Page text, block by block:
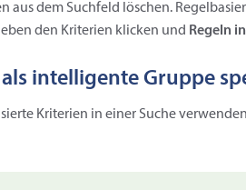
aus dem Suchfeld löschen.
den Kriterien klicken und Regeln
als intelligente Gruppe
Kriterien in einer Suche